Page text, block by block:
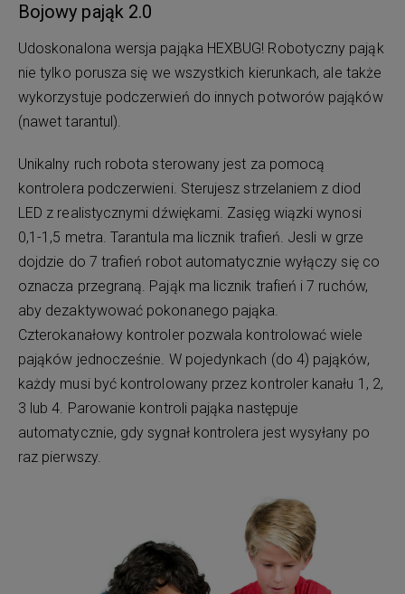
Bojowy pająk 2.0
Udoskonalona wersja pająka HEXBUG! Robotyczny pająk
nie tylko porusza się we wszystkich kierunkach, ale także
wykorzystuje podczerwień do innych potworów pająków
(nawet tarantul).
Unikalny ruch robota sterowany jest za pomocą
kontrolera podczerwieni. Sterujesz strzelaniem z diod
LED z realistycznymi dźwiękami. Zasięg wiązki wynosi
0,1-1,5 metra. Tarantula ma licznik trafień. Jesli w grze
dojdzie do 7 trafień robot automatycznie wyłączy się co
oznacza przegraną. Pająk ma licznik trafień i 7 ruchów,
aby dezaktywować pokonanego pająka.
Czterokanałowy kontroler pozwala kontrolować wiele
pająków jednocześnie. W pojedynkach (do 4) pająków,
każdy musi być kontrolowany przez kontroler kanału 1, 2,
3 lub 4. Parowanie kontroli pająka następuje
automatycznie, gdy sygnał kontrolera jest wysyłany po
raz pierwszy.